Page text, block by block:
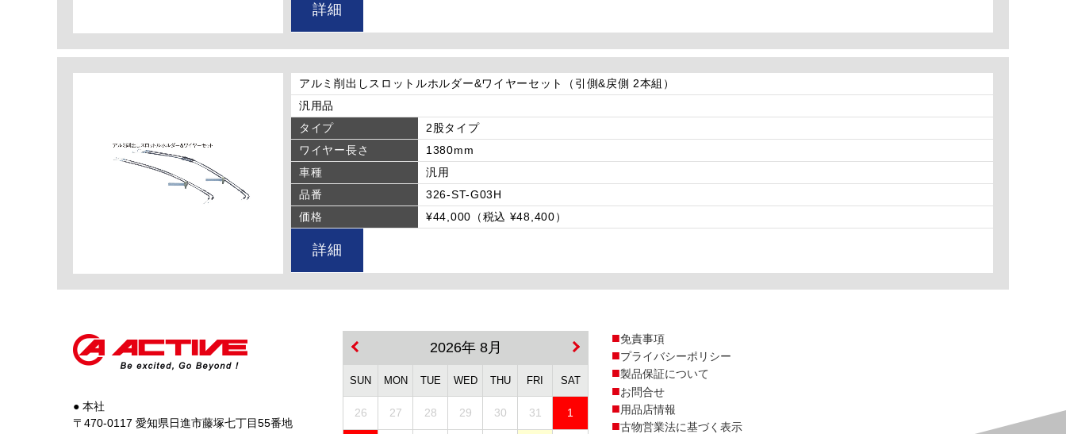
詳細
アルミ削出しスロットルホルダー&ワイヤーセット（引側&戻側 2本組）
汎用品
タイプ
2股タイプ
ワイヤー長さ
1380mm
車種
汎用
品番
326-ST-G03H
価格
¥44,000（税込 ¥48,400）
詳細
● 本社
〒470-0117 愛知県日進市藤塚七丁目55番地
2026年 8月
SUN MON TUE WED THU FRI SAT
26 27 28 29 30 31 1
免責事項
プライバシーポリシー
製品保証について
お問合せ
用品店情報
古物営業法に基づく表示